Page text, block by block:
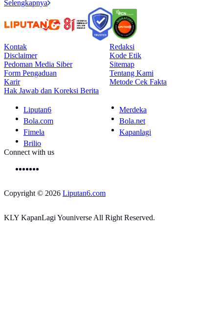
Selengkapnya
Kontak
Redaksi
Disclaimer
Kode Etik
Pedoman Media Siber
Sitemap
Form Pengaduan
Tentang Kami
Karir
Metode Cek Fakta
Hak Jawab dan Koreksi Berita
Liputan6
Merdeka
Bola.com
Bola.net
Fimela
Kapanlagi
Brilio
Connect with us
Copyright © 2026 Liputan6.com
KLY KapanLagi Youniverse All Right Reserved.